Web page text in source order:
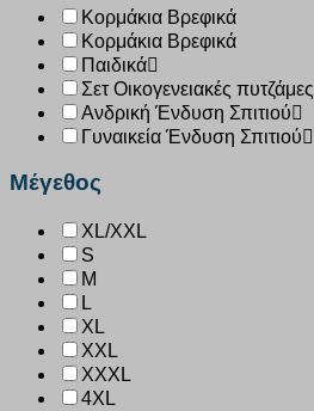
Κορμάκια Βρεφικά
Κορμάκια Βρεφικά
Παιδικά
Σετ Οικογενειακές πυτζάμες
Ανδρική Ένδυση Σπιτιού
Γυναικεία Ένδυση Σπιτιού
Μέγεθος
XL/XXL
S
M
L
XL
XXL
XXXL
4XL